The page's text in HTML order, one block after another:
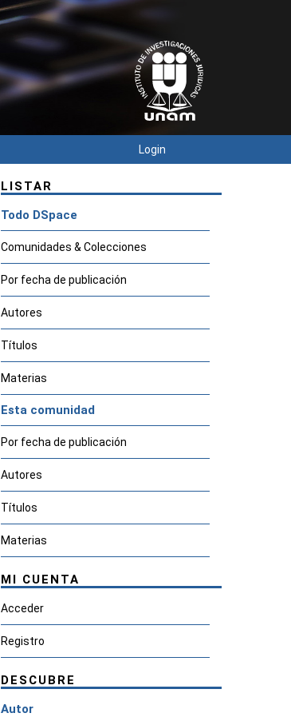
Login
LISTAR
Todo DSpace
Comunidades & Colecciones
Por fecha de publicación
Autores
Títulos
Materias
Esta comunidad
Por fecha de publicación
Autores
Títulos
Materias
MI CUENTA
Acceder
Registro
DESCUBRE
Autor